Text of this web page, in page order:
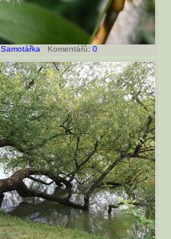
Samotářka Komentářů: 0